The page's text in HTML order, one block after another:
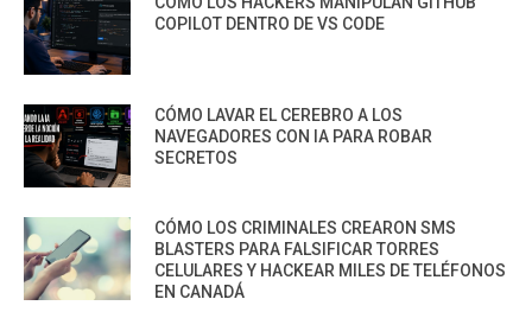
COPILOT DENTRO DE VS CODE
CÓMO LAVAR EL CEREBRO A LOS
NAVEGADORES CON IA PARA ROBAR
SECRETOS
CÓMO LOS CRIMINALES CREARON SMS
BLASTERS PARA FALSIFICAR TORRES
CELULARES Y HACKEAR MILES DE TELÉFONOS
EN CANADÁ